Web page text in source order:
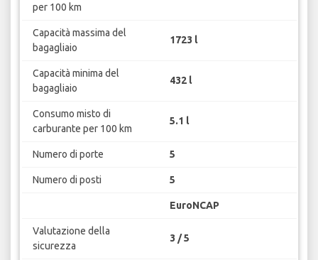
per 100 km
Capacità massima del
bagagliaio
1723 l
Capacità minima del
bagagliaio
432 l
Consumo misto di
carburante per 100 km
5.1 l
Numero di porte 5
Numero di posti 5
EuroNCAP
Valutazione della
sicurezza
3 / 5